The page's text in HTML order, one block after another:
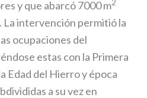
y que abarcó 7000 m2
intervención permitió la
ocupaciones del
estas con la Primera
Edad del Hierro y época
a su vez en